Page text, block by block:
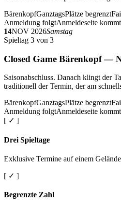
BärenkopfGanztagsPlätze begrenzt
Anmeldung folgtAnmeldeseite
14NOV 2026Samstag
Spieltag 3 von 3
Closed Game Bärenkopf —
Saisonabschluss. Danach klingt der
traditionell der Termin, der am
BärenkopfGanztagsPlätze begrenzt
Anmeldung folgtAnmeldeseite
[ ✓ ]
Drei Spieltage
Exklusive Termine auf einem
[ ✓ ]
Begrenzte Zahl